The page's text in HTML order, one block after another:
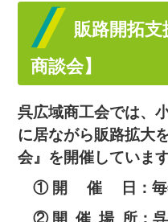
販路開拓
商談会】
呉広域商工会では、
に居ながら販路拡大
会』を開催しています
① 開 催 日：毎